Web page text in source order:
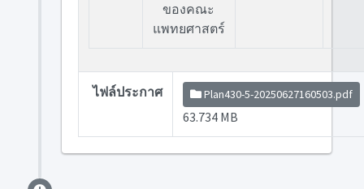
ของคณะ
แพทยศาสตร์
ไฟล์ประกาศ Plan430-5-20250627160503.pdf
63.734 MB